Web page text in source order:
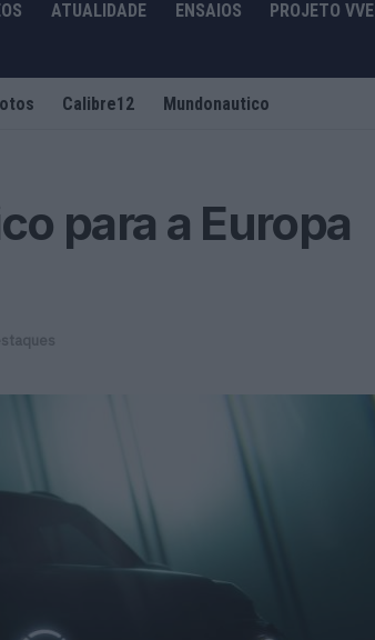
ATUALIDADE ENSAIOS PROJETO VVE
Calibre12 Mundonautico
para a Europa